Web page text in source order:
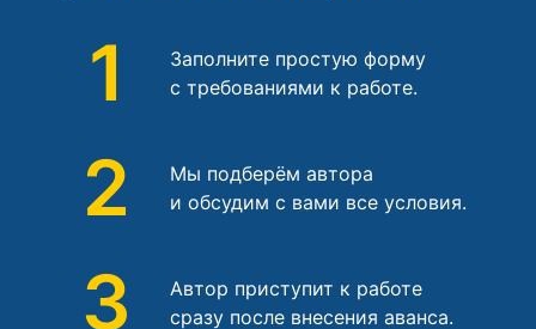
1
Заполните простую форму
с требованиями к работе.
2
Мы подберём автора
и обсудим с вами все условия.
3
Автор приступит к работе
сразу после внесения аванса.